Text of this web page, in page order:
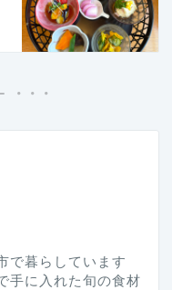
で暮らしています
手に入れた旬の食材